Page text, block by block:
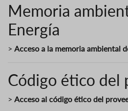
Memoria
Energía
> Acceso a la memoria ambiental
Código ético del
> Acceso al código ético del